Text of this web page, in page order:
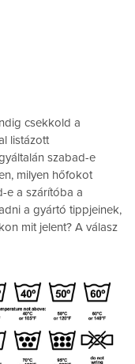
csekkold a
listázott
szabad-e
milyen hőfokot
e a szárítóba a
a gyártó tippjeinek,
mit jelent? A válasz